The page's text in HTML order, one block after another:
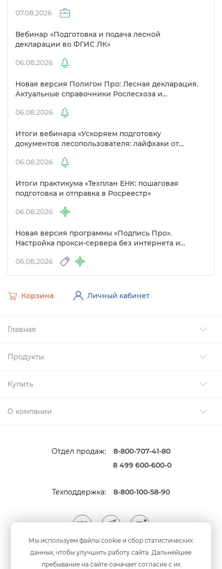
Мы используем файлы cookie и сбор статистических
данных, чтобы улучшить работу сайта. Дальнейшее
пребывание на сайте означает согласие с их
07.08.2026
ебинар «Подготовка и подача лесной
декларации во ФГИС ЛК»
06.08.2026
Новая версия Полигон Про: Лесная декларация.
Актуальные справочники Рослесхоза и
06.08.2026
Итоги вебинара «Ускоряем подготовку
документов лесопользователя: лайфхаки от
06.08.2026
Итоги практикума «Техплан ЕНК: пошаговая
подготовка и отправка в Росреестр»
06.08.2026
Новая версия программы «Подпись Про».
Настройка прокси-сервера без интернета и
06.08.2026
Главная
Продукты
Купить
О компании
Корзина Личный кабинет
Отдел продаж:
8-800-707-41-80
8 499 600-600-0
Техподдержка: 8-800-100-58-90
Мы принимаем оплату
анковскими картами